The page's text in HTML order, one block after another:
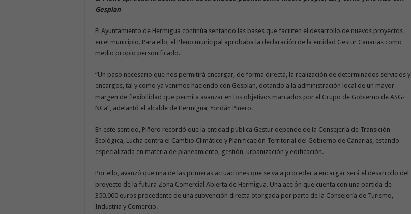
Gesplan
El Ayuntamiento de Hermigua continúa sentando las bases que faciliten el desarrollo de nuevos proyectos
en el municipio. Para ello, el Pleno municipal aprobaba la declaración de la entidad Gestur Canarias como
medio propio personificado.
“Un paso necesario que nos permitirá encargar, de forma directa, la realización de determinados servicios y
encargos, tal y como ya venimos haciendo con Gesplan, dotando a la administración local de un mayor
margen de flexibilidad que permita avanzar en los objetivos marcados por el Grupo de Gobierno de ASG-
NCa”, adelantó el alcalde de Hermigua, Yordán Piñero.
En este sentido, Piñero recordó que la entidad pública Gestur depende de la Consejería de Transición
Ecológica, Lucha contra el Cambio Climático y Planificación Territorial del Gobierno de Canarias, estando
especializada en materia de planeamiento, gestión, urbanización y edificación.
Por ello, avanzó que una de las primeras actuaciones que se va a proceder a encargar será el desarrollo del
proyecto de la futura Zona Comercial Abierta de Hermigua. Una acción que cuenta con una partida de
350.000 euros procedente de una subvención directa otorgada por parte de la Consejería de Turismo,
Industria y Comercio.